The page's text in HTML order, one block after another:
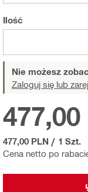
Ilość
Nie możesz
Zaloguj się lub
Cena netto po
477,00
477,00 PLN / 1 Szt.